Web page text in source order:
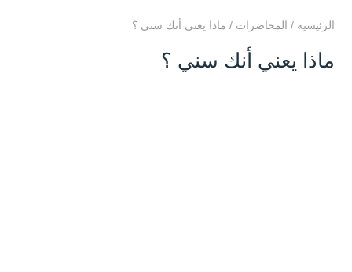
الرئيسية / المحاضرات / ماذا يعني أنك سني ؟
ماذا يعني أنك سني ؟